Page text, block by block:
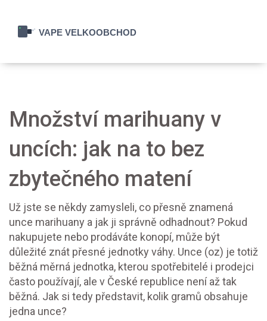
Množství marihuany v
uncích: jak na to bez
zbytečného matení
Už jste se někdy zamysleli, co přesně znamená
unce marihuany a jak ji správně odhadnout? Pokud
nakupujete nebo prodáváte konopí, může být
důležité znát přesné jednotky váhy. Unce (oz) je totiž
běžná měrná jednotka, kterou spotřebitelé i prodejci
často používají, ale v České republice není až tak
běžná. Jak si tedy představit, kolik gramů obsahuje
jedna unce?